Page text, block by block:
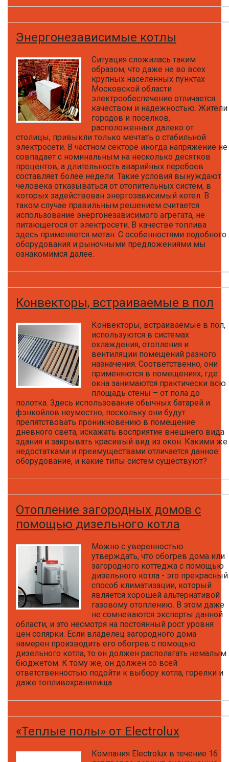
Энергонезависимые котлы
Ситуация сложилась таким
образом, что даже не во всех
крупных населенных пунктах
Московской области
электрообеспечение отличается
качеством и надежностью. Жители
городов и поселков,
расположенных далеко от
столицы, привыкли только мечтать о стабильной
электросети. В частном секторе иногда напряжение не
совпадает с номинальным на несколько десятков
процентов, а длительность аварийных перебоев
составляет более недели. Такие условия вынуждают
человека отказываться от отопительных систем, в
которых задействован энергозависимый котел. В
таком случае правильным решением считается
использование энергонезависимого агрегата, не
питающегося от электросети. В качестве топлива
здесь применяется метан. С особенностями подобного
оборудования и рыночными предложениями мы
ознакомимся далее.
Конвекторы, встраиваемые в пол
Конвекторы, встраиваемые в пол,
используются в системах
охлаждения, отопления и
вентиляции помещений разного
назначения. Соответственно, они
применяются в помещениях, где
окна занимаются практически всю
площадь стены – от пола до
полотка. Здесь использование обычных батарей и
фэнкойлов неуместно, поскольку они будут
препятствовать проникновению в помещение
дневного света, искажать восприятие внешнего вида
здания и закрывать красивый вид из окон. Какими же
недостатками и преимуществами отличается данное
оборудование, и какие типы систем существуют?
Отопление загородных домов с
помощью дизельного котла
Можно с уверенностью
утверждать, что обогрев дома или
загородного коттеджа с помощью
дизельного котла - это прекрасный
способ климатизации, который
является хорошей альтернативой
газовому отоплению. В этом даже
не сомневаются эксперты данной
области, и это несмотря на постоянный рост уровня
цен солярки. Если владелец загородного дома
намерен производить его обогрев с помощью
дизельного котла, то он должен располагать немалым
бюджетом. К тому же, он должен со всей
ответственностью подойти к выбору котла, горелки и
даже топливохранилища.
«Теплые полы» от Electrolux
Компания Electrolux в течение 16